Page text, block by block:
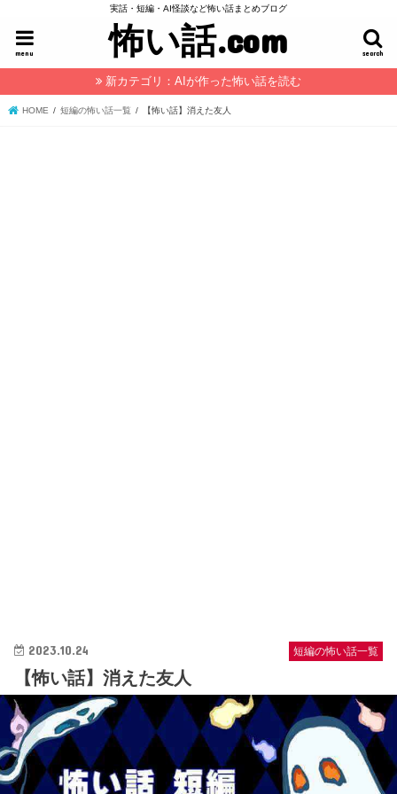
実話・短編・AI怪談など怖い話まとめブログ
怖い話.com search
menu
新カテゴリ：AIが作った怖い話を読む
HOME 短編の怖い話一覧 【怖い話】消えた友人
短編の怖い話一覧
2023.10.24
【怖い話】消えた友人